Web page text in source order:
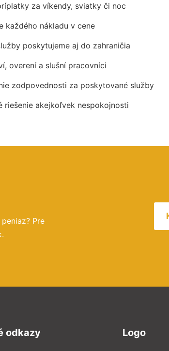
za víkendy, sviatky či noc
každého nákladu v cene
poskytujeme aj do zahraničia
overení a slušní pracovníci
zodpovednosti za poskytované služby
riešenie akejkoľvek nespokojnosti
Pre
odkazy Logo